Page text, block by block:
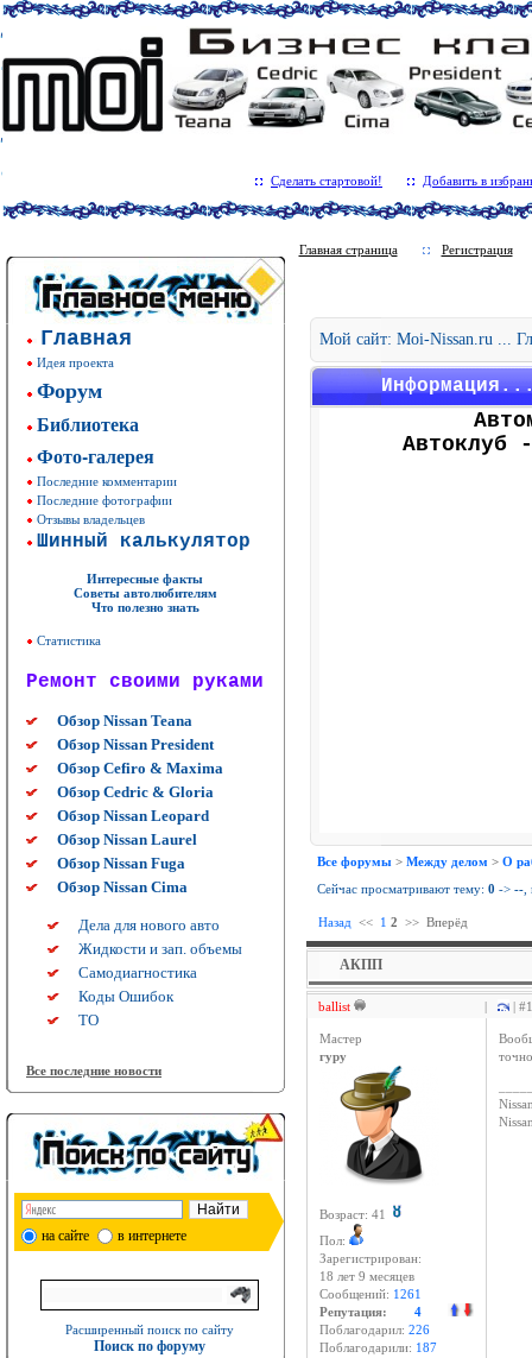
Сделать стартовой! Добавить в
Главная
Идея проекта
Форум
Библиотека
Фото-галерея
Последние комментарии
Последние фотографии
Отзывы владельцев
Шинный калькулятор
Интересные факты
Советы автолюбителям
Что полезно знать
Статистика
Ремонт своими руками
Обзор Nissan Teana
Обзор Nissan President
Обзор Cefiro & Maxima
Обзор Cedric & Gloria
Обзор Nissan Leopard
Обзор Nissan Laurel
Обзор Nissan Fuga
Обзор Nissan Cima
Дела для нового авто
Жидкости и зап. объемы
Самодиагностика
Коды Ошибок
ТО
Все последние новости
на сайте в интернете
Расширенный поиск по сайту
Поиск по форуму
Главная страница Регистрация
Мой сайт: Moi-Nissan.ru ...
Автоклуб
Все форумы > Между делом > О
Сейчас просматривают тему: 0 -> --
Назад << 1 2 >> Вперёд
АКПП
ballist | |
Мастер
гуру
Возраст: 41
Пол:
Зарегистрирован:
18 лет 9 месяцев
Сообщений: 1261
Репутация: 4
Поблагодарил: 226
Поблагодарили: 187